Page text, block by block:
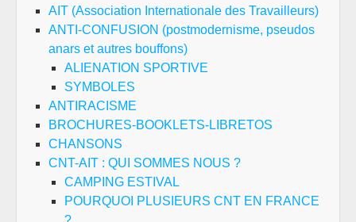
AIT (Association Internationale des Travailleurs)
ANTI-CONFUSION (postmodernisme, pseudos
anars et autres bouffons)
ALIENATION SPORTIVE
SYMBOLES
ANTIRACISME
BROCHURES-BOOKLETS-LIBRETOS
CHANSONS
CNT-AIT : QUI SOMMES NOUS ?
CAMPING ESTIVAL
POURQUOI PLUSIEURS CNT EN FRANCE